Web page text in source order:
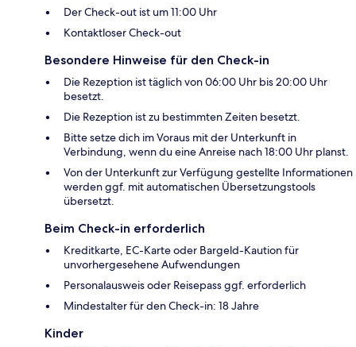
Der Check-out ist um 11:00 Uhr
Kontaktloser Check-out
Besondere Hinweise für den Check-in
Die Rezeption ist täglich von 06:00 Uhr bis 20:00 Uhr
besetzt.
Die Rezeption ist zu bestimmten Zeiten besetzt.
Bitte setze dich im Voraus mit der Unterkunft in
Verbindung, wenn du eine Anreise nach 18:00 Uhr planst.
Von der Unterkunft zur Verfügung gestellte Informationen
werden ggf. mit automatischen Übersetzungstools
übersetzt.
Beim Check-in erforderlich
Kreditkarte, EC-Karte oder Bargeld-Kaution für
unvorhergesehene Aufwendungen
Personalausweis oder Reisepass ggf. erforderlich
Mindestalter für den Check-in: 18 Jahre
Kinder